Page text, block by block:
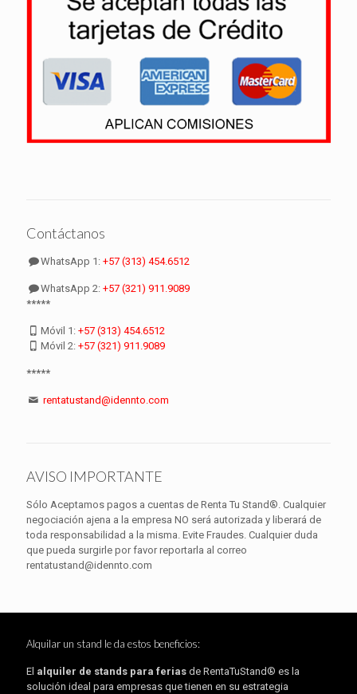
Contáctanos
WhatsApp 1:+57 (313) 454.6512
WhatsApp 2:+57 (321) 911.9089
*****
Móvil 1:+57 (313) 454.6512
Móvil 2:+57 (321) 911.9089
*****
rentatustand@idennto.com
AVISO IMPORTANTE
Sólo Aceptamos pagos a cuentas de Renta Tu Stand®. Cualquier
negociación ajena a la empresa NO será autorizada y liberará de
toda responsabilidad a la misma. Evite Fraudes. Cualquier duda
que pueda surgirle por favor reportarla al correo
rentatustand@idennto.com
Alquilar un stand le da estos beneficios:
El alquiler de stands para ferias de RentaTuStand® es la
solución ideal para empresas que tienen en su estrategia